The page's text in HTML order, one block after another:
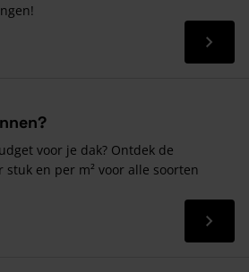
Lees
voor je dak? Ontdek de
en per m² voor alle soorten
Lees